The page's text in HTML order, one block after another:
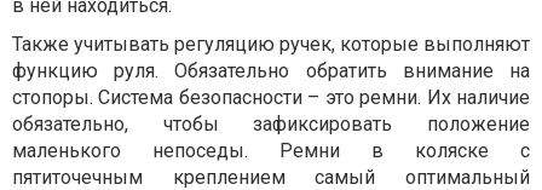
в ней находиться.
Также учитывать регуляцию ручек, которые выполняют
функцию руля. Обязательно обратить внимание на
стопоры. Система безопасности – это ремни. Их наличие
обязательно, чтобы зафиксировать положение
маленького непоседы. Ремни в коляске с
пятиточечным креплением самый оптимальный